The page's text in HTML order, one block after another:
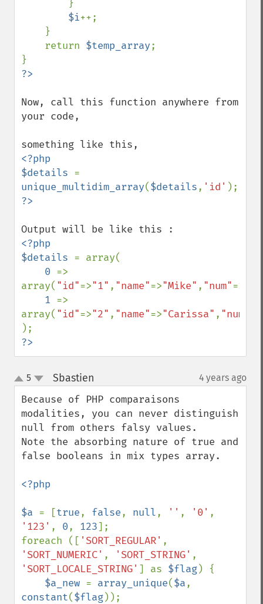
$i++;
    return
$temp_array;
Now, call this function anywhere from
your code,
<?php
$details
unique_multidim_array($details, 'id'
<?php
$details = array(
0 =>
array( "id"=>"1" , "name"=>"Mike" , "num"=>
1 =>
array( "id"=>"2" , "name"=>"Carissa" , "num"
?>
up
down
5 Sbastien 4 years ago
Because of PHP comparaisons
modalities, you can never distinguish
null from others falsy values.
Note the absorbing nature of true and
false booleans in mix types array.
<?php
$a = [true, false, null, '' , '0'
'123' , 0, 123];
foreach ([ 'SORT_REGULAR'
'SORT_NUMERIC' , 'SORT_STRING'
'SORT_LOCALE_STRING' ] as $flag) {
$a_new = array_unique($a
constant($flag));